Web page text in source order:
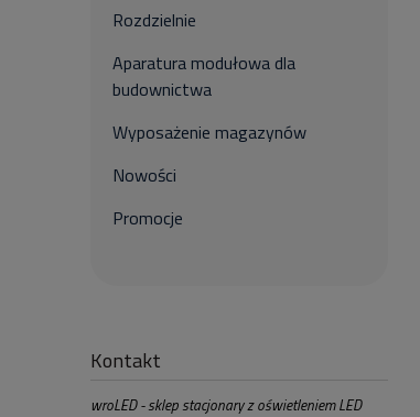
Rozdzielnie
Aparatura modułowa dla
budownictwa
Wyposażenie magazynów
Nowości
Promocje
Kontakt
wroLED - sklep stacjonary z oświetleniem LED